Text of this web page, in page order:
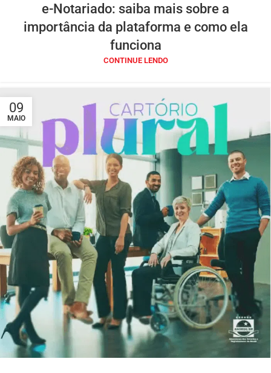
e-Notariado: saiba mais sobre a
importância da plataforma e como ela
funciona
CONTINUE LENDO
09
MAIO